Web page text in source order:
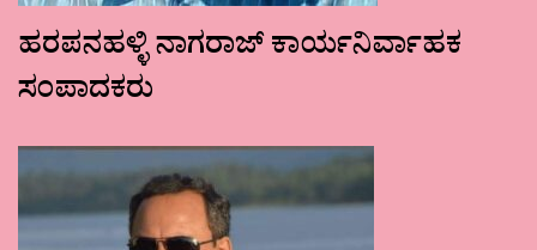
ಹರಪನಹಳ್ಳಿ ನಾಗರಾಜ್ ಕಾರ್ಯನಿರ್ವಾಹಕ
ಸಂಪಾದಕರು